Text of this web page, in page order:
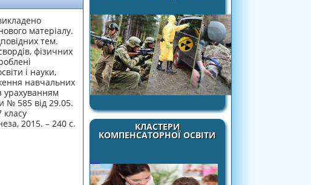
КЛАСТЕРИ
КОМПЕНСАТОРНОЇ ОСВІТИ
матеріалу.
тем.
фізичних
і науки,
навчальних
урахуванням
№ 585 від 29.05.
2015. – 240 с.